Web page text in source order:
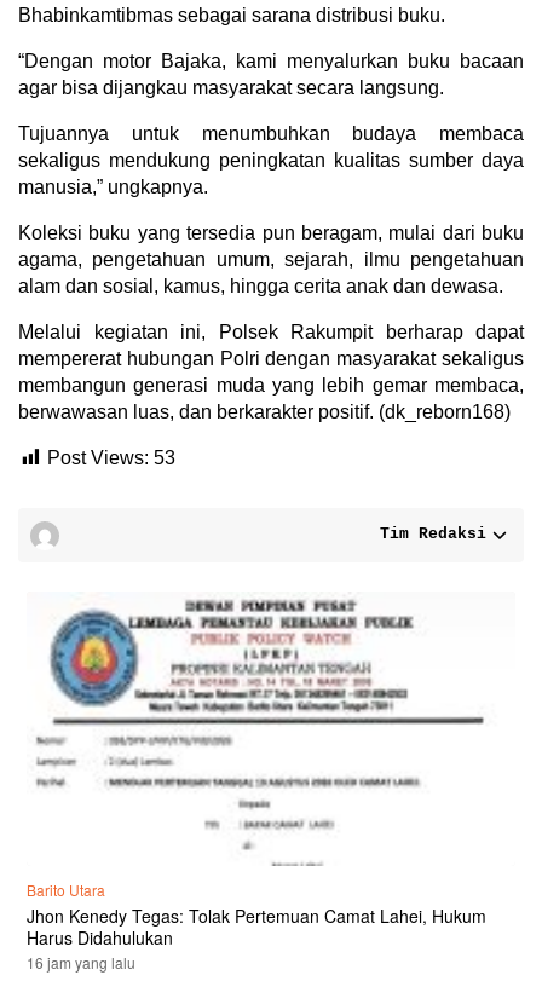
Bhabinkamtibmas sebagai sarana distribusi buku.
“Dengan motor Bajaka, kami menyalurkan buku bacaan
agar bisa dijangkau masyarakat secara langsung.
Tujuannya untuk menumbuhkan budaya membaca
sekaligus mendukung peningkatan kualitas sumber daya
manusia,” ungkapnya.
Koleksi buku yang tersedia pun beragam, mulai dari buku
agama, pengetahuan umum, sejarah, ilmu pengetahuan
alam dan sosial, kamus, hingga cerita anak dan dewasa.
Melalui kegiatan ini, Polsek Rakumpit berharap dapat
mempererat hubungan Polri dengan masyarakat sekaligus
membangun generasi muda yang lebih gemar membaca,
berwawasan luas, dan berkarakter positif. (dk_reborn168)
Post Views: 53
Tim Redaksi
Barito Utara
Jhon Kenedy Tegas: Tolak Pertemuan Camat Lahei, Hukum
Harus Didahulukan
16 jam yang lalu